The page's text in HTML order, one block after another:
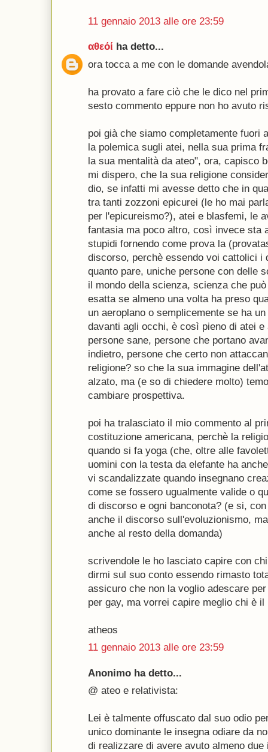
11 gennaio 2013 alle ore 23:59
αθεόί ha detto...
ora tocca a me con le domande
ha provato a fare ciò che le dico nel
sesto commento eppure non ho avuto
poi già che siamo completamente fuori
la polemica sugli atei, nella sua prima
la sua mentalità da ateo", ora, capisco
mi dispero, che la sua religione
dio, se infatti mi avesse detto che in
tra tanti zozzoni epicurei (le ho mai
per l'epicureismo?), atei e blasfemi, le
fantasia ma poco altro, così invece sta
stupidi fornendo come prova la
discorso, perchè essendo voi cattolici i
quanto pare, uniche persone con delle
il mondo della scienza, scienza che
esatta se almeno una volta ha preso
un aeroplano o semplicemente se ha
davanti agli occhi, è così pieno di atei
persone sane, persone che portano
indietro, persone che certo non
religione? so che la sua immagine
alzato, ma (e so di chiedere molto)
cambiare prospettiva.
poi ha tralasciato il mio commento al
costituzione americana, perchè la
quando si fa yoga (che, oltre alle
uomini con la testa da elefante ha
vi scandalizzate quando insegnano
come se fossero ugualmente valide o
di discorso e ogni banconota? (e si,
anche il discorso sull'evoluzionismo,
anche al resto della domanda)
scrivendole le ho lasciato capire con
dirmi sul suo conto essendo rimasto
assicuro che non la voglio adescare
per gay, ma vorrei capire meglio chi è
atheos
11 gennaio 2013 alle ore 23:59
Anonimo ha detto...
@ ateo e relativista:
Lei è talmente offuscato dal suo odio
unico dominante le insegna odiare da
di realizzare di avere avuto almeno